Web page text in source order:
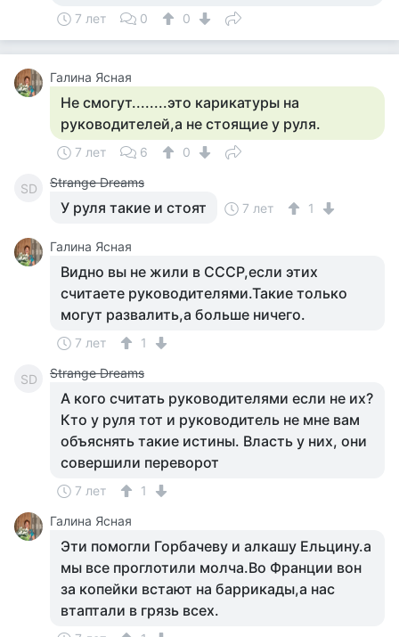
7 лет 0 0
Галина Ясная
Не смогут........это карикатуры на
руководителей,а не стоящие у руля.
7 лет 6 0
SD Strange Dreams
У руля такие и стоят 7 лет 1
Галина Ясная
Видно вы не жили в СССР,если этих
считаете руководителями.Такие только
могут развалить,а больше ничего.
7 лет 1
SD Strange Dreams
А кого считать руководителями если не их?
Кто у руля тот и руководитель не мне вам
объяснять такие истины. Власть у них, они
совершили переворот
7 лет
1
Галина Ясная
Эти помогли Горбачеву и алкашу Ельцину.а
мы все проглотили молча.Во Франции вон
за копейки встают на баррикады,а нас
втаптали в грязь всех.